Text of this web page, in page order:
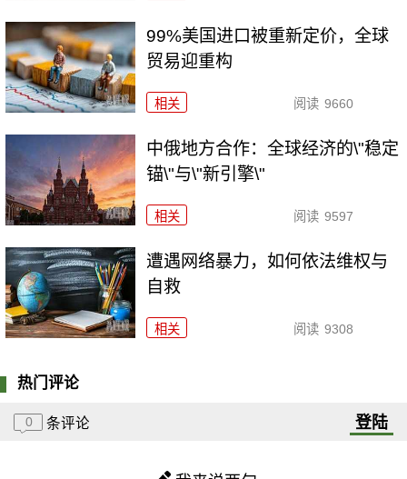
99%美国进口被重新定价，全球
贸易迎重构
相关 阅读 9660
中俄地方合作：全球经济的\"稳定
锚\"与\"新引擎\"
相关 阅读 9597
遭遇网络暴力，如何依法维权与
自救
相关 阅读 9308
热门评论
0 条评论 登陆